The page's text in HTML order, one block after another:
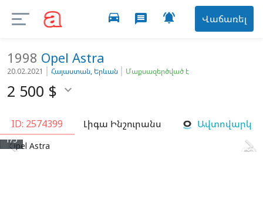
Վաճառել

message
directions_car
1998 Opel Astra
20.02.2021 Հայաստան, Երևան Մաքսազերծված է
2 500 $ 
ID: 2574399 Լիգա Ինշուրանս Ավտովարկ
1/5
favorite_border
 